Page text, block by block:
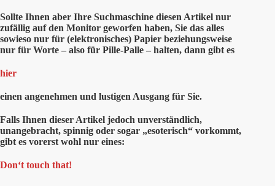
Sollte Ihnen aber Ihre Suchmaschine diesen Artikel nur
zufällig auf den Monitor geworfen haben, Sie das alles
sowieso nur für (elektronisches) Papier beziehungsweise
nur für Worte – also für Pille-Palle – halten, dann gibt es
hier
einen angenehmen und lustigen Ausgang für Sie.
Falls Ihnen dieser Artikel jedoch unverständlich,
unangebracht, spinnig oder sogar „esoterisch“ vorkommt,
gibt es vorerst wohl nur eines:
Don‘t touch that!